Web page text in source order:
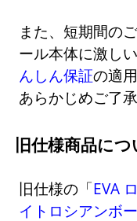
また、短期間の
ール本体に激し
んしん保証の適
あらかじめご了
旧仕様商品につ
旧仕様の「EVA
イトロシアンボ